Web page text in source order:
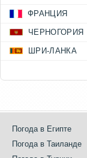
ФРАНЦИЯ
ЧЕРНОГОРИЯ
ШРИ-ЛАНКА
Погода в Египте
Погода в Таиланде